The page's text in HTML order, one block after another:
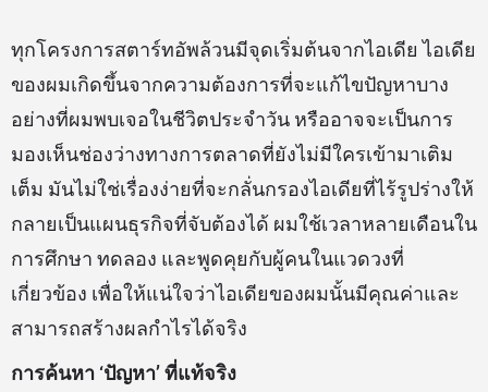
ทุกโครงการสตาร์ทอัพล้วนมีจุดเริ่มต้นจากไอเดีย ไอเดีย
ของผมเกิดขึ้นจากความต้องการที่จะแก้ไขปัญหาบาง
อย่างที่ผมพบเจอในชีวิตประจำวัน หรืออาจจะเป็นการ
มองเห็นช่องว่างทางการตลาดที่ยังไม่มีใครเข้ามาเติม
เต็ม มันไม่ใช่เรื่องง่ายที่จะกลั่นกรองไอเดียที่ไร้รูปร่างให้
กลายเป็นแผนธุรกิจที่จับต้องได้ ผมใช้เวลาหลายเดือนใน
การศึกษา ทดลอง และพูดคุยกับผู้คนในแวดวงที่
เกี่ยวข้อง เพื่อให้แน่ใจว่าไอเดียของผมนั้นมีคุณค่าและ
สามารถสร้างผลกำไรได้จริง
การค้นหา ‘ปัญหา’ ที่แท้จริง